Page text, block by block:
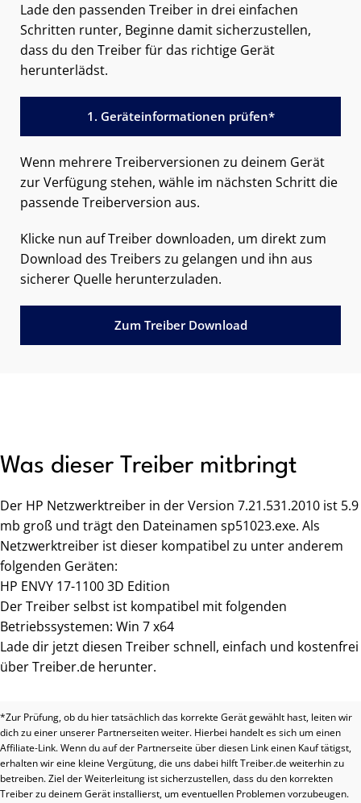
Lade den passenden Treiber in drei einfachen
Schritten runter, Beginne damit sicherzustellen,
dass du den Treiber für das richtige Gerät
herunterlädst.
1. Geräteinformationen prüfen*
Wenn mehrere Treiberversionen zu deinem Gerät
zur Verfügung stehen, wähle im nächsten Schritt die
passende Treiberversion aus.
Klicke nun auf Treiber downloaden, um direkt zum
Download des Treibers zu gelangen und ihn aus
sicherer Quelle herunterzuladen.
Zum Treiber Download
Was dieser Treiber mitbringt
Der HP Netzwerktreiber in der Version 7.21.531.2010 ist 5.9
mb groß und trägt den Dateinamen sp51023.exe. Als
Netzwerktreiber ist dieser kompatibel zu unter anderem
folgenden Geräten:
HP ENVY 17-1100 3D Edition
Der Treiber selbst ist kompatibel mit folgenden
Betriebssystemen: Win 7 x64
Lade dir jetzt diesen Treiber schnell, einfach und kostenfrei
über Treiber.de herunter.
*Zur Prüfung, ob du hier tatsächlich das korrekte Gerät gewählt hast, leiten wir
dich zu einer unserer Partnerseiten weiter. Hierbei handelt es sich um einen
Affiliate-Link. Wenn du auf der Partnerseite über diesen Link einen Kauf tätigst,
erhalten wir eine kleine Vergütung, die uns dabei hilft Treiber.de weiterhin zu
betreiben. Ziel der Weiterleitung ist sicherzustellen, dass du den korrekten
Treiber zu deinem Gerät installierst, um eventuellen Problemen vorzubeugen.